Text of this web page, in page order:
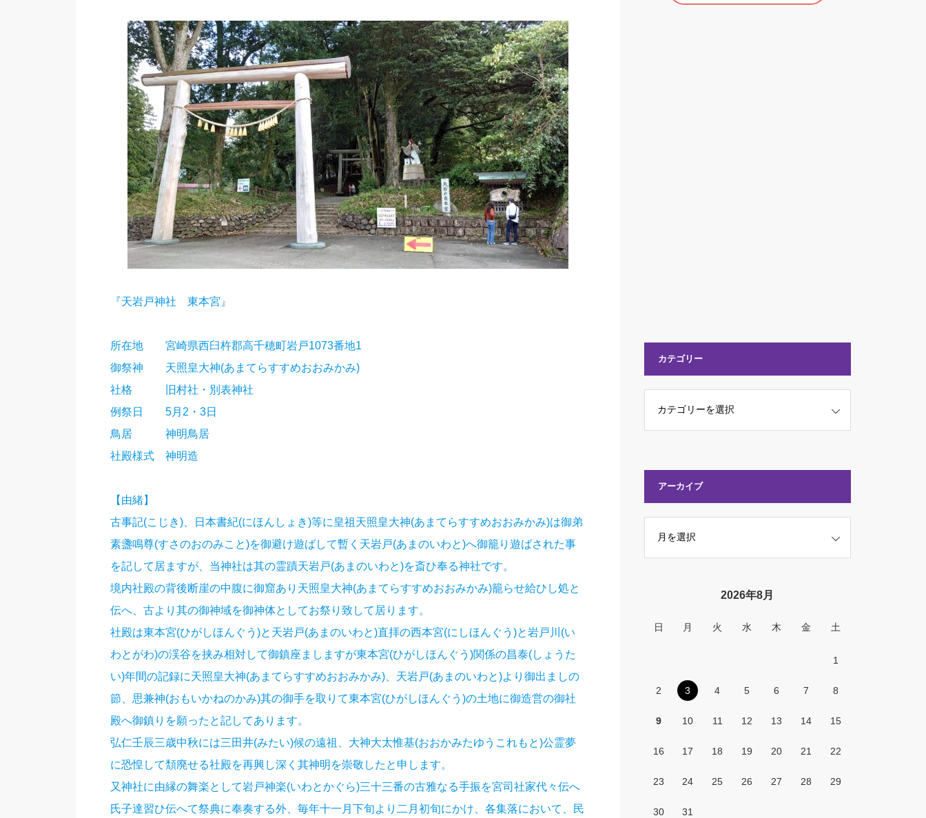
『天岩戸神社 東本宮』
所在地 宮崎県西臼杵郡高千穂町岩戸1073番地1
御祭神 天照皇大神(あまてらすすめおおみかみ)
社格 旧村社・別表神社
例祭日 5月2・3日
鳥居 神明鳥居
社殿様式
神明造
【由緒】
古事記(こじき)、日本書紀(にほんしょき)等に皇祖天照皇大神(あまてらすすめおおみかみ)は御弟
素盞鳴尊(すさのおのみこと)を御避け遊ばして暫く天岩戸(あまのいわと)へ御籠り遊ばされた事
を記して居ますが、当神社は其の霊蹟天岩戸(あまのいわと)を斎ひ奉る神社です。
境内社殿の背後断崖の中腹に御窟あり天照皇大神(あまてらすすめおおみかみ)籠らせ給ひし処と
伝へ、古より其の御神域を御神体としてお祭り致して居ります。
社殿は東本宮(ひがしほんぐう)と天岩戸(あまのいわと)直拝の西本宮(にしほんぐう)と岩戸川(い
わとがわ)の渓谷を挟み相対して御鎮座ましますが東本宮(ひがしほんぐう)関係の昌泰(しょうた
い)年間の記録に天照皇大神(あまてらすすめおおみかみ)、天岩戸(あまのいわと)より御出ましの
節、思兼神(おもいかねのかみ)其の御手を取りて東本宮(ひがしほんぐう)の土地に御造営の御社
殿へ御鎮りを願ったと記してあります。
弘仁壬辰三歳中秋には三田井(みたい)候の遠祖、大神大太惟基(おおかみたゆうこれもと)公霊夢
に恐惶して頽廃せる社殿を再興し深く其神明を崇敬したと申します。
又神社に由縁の舞楽として岩戸神楽(いわとかぐら)三十三番の古雅なる手振を宮司社家代々伝へ
氏子達習ひ伝へて祭典に奉奏する外、毎年十一月下旬より二月初旬にかけ、各集落において、民
カテゴリー
アーカイブ
2026年8月
日 月 火 水 木 金 土
1
2 3 4 5 6 7 8
9 10 11 12 13 14 15
16 17 18 19 20 21 22
23 24 25 26 27 28 29
30 31